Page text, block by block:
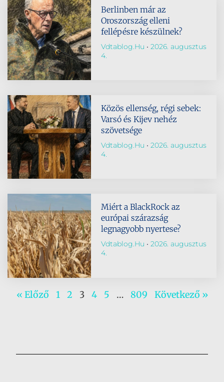
Berlinben már az
Oroszország elleni
fellépésre készülnek?
Vdtablog.hu
2026. augusztus
4.
Közös ellenség, régi sebek:
Varsó és Kijev nehéz
szövetsége
Vdtablog.hu
2026. augusztus
4.
Miért a BlackRock az
európai szárazság
legnagyobb nyertese?
Vdtablog.hu
2026. augusztus
4.
« Előző 1 2 3 4 5 … 809 Következő »